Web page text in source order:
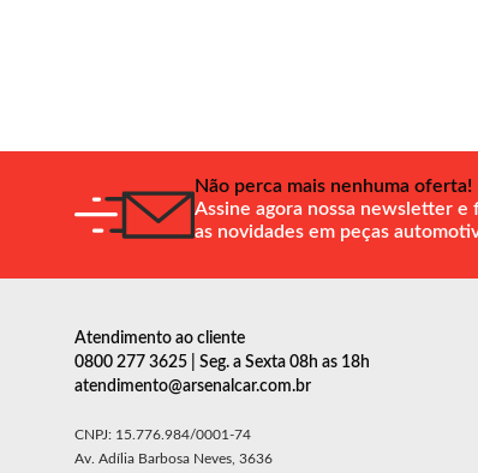
Não perca mais nenhuma oferta!
Assine agora nossa newsletter
as novidades em peças
Atendimento ao cliente
0800 277 3625 | Seg. a Sexta 08h as 18h
atendimento@arsenalcar.com.br
CNPJ: 15.776.984/0001-74
Av. Adília Barbosa Neves, 3636